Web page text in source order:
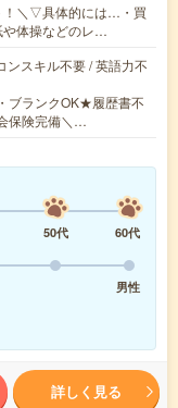
！＼▽具体的には…・買
や体操などのレ…
ンスキル不要 / 英語力不
ブランクOK★履歴書不
保険完備＼…
50代
60代
男性
詳しく見る